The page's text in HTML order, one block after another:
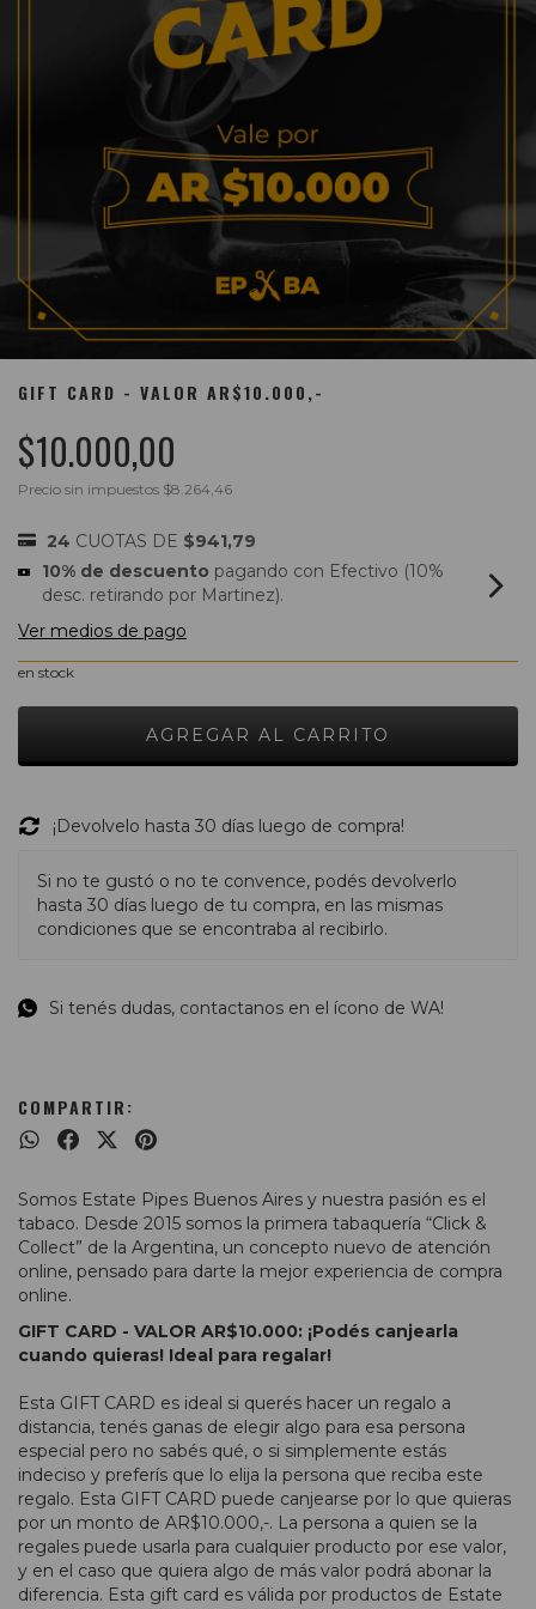
GIFT CARD - VALOR AR$10.000,-
$10.000,00
Precio sin impuestos $8.264,46
24 CUOTAS DE $941,79
10% de descuento pagando con Efectivo (10%
desc. retirando por Martinez).
Ver medios de pago
en stock
¡Devolvelo hasta 30 días luego de compra!
Si no te gustó o no te convence, podés devolverlo
hasta 30 días luego de tu compra, en las mismas
condiciones que se encontraba al recibirlo.
Si tenés dudas, contactanos en el ícono de WA!
COMPARTIR:
Somos Estate Pipes Buenos Aires y nuestra pasión es el
tabaco. Desde 2015 somos la primera tabaquería “Click &
Collect” de la Argentina, un concepto nuevo de atención
online, pensado para darte la mejor experiencia de compra
online.
GIFT CARD - VALOR AR$10.000: ¡Podés canjearla
cuando quieras! Ideal para regalar!
Esta GIFT CARD es ideal si querés hacer un regalo a
distancia, tenés ganas de elegir algo para esa persona
especial pero no sabés qué, o si simplemente estás
indeciso y preferís que lo elija la persona que reciba este
regalo. Esta GIFT CARD puede canjearse por lo que quieras
por un monto de AR$10.000,-. La persona a quien se la
regales puede usarla para cualquier producto por ese valor,
y en el caso que quiera algo de más valor podrá abonar la
diferencia. Esta gift card es válida por productos de Estate